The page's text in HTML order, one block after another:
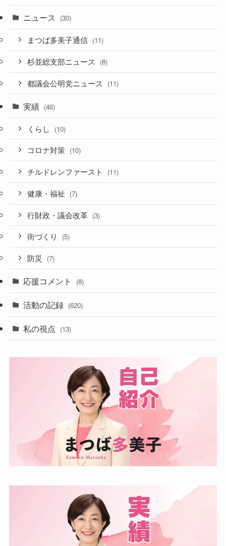
ニュース (30)
まつば多美子通信 (11)
杉並総支部ニュース (8)
都議会公明党ニュース (11)
実績 (46)
くらし (10)
コロナ対策 (10)
チルドレンファースト (11)
健康・福祉 (7)
行財政・議会改革 (3)
街づくり (5)
防災 (7)
応援コメント (8)
活動の記録 (620)
私の視点 (13)